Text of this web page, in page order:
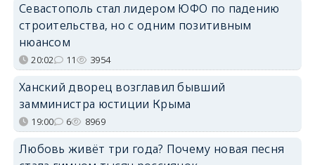
Севастополь стал лидером ЮФО по падению
строительства, но с одним позитивным
нюансом
20:02 11 3954
Ханский дворец возглавил бывший
замминистра юстиции Крыма
19:00 6 8969
Любовь живёт три года? Почему новая песня